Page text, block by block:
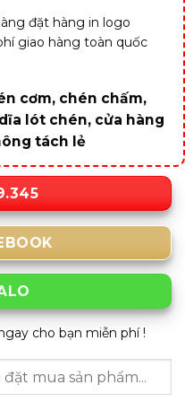
đặt hàng in logo
giao hàng toàn quốc
cơm, chén chấm,
lót chén, cửa hàng
tách lẻ
cho bạn miễn phí !